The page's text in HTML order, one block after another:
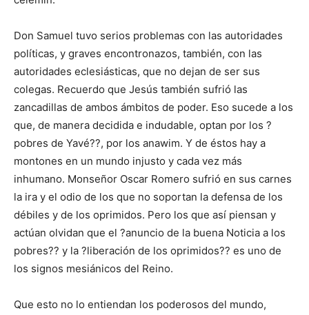
Don Samuel tuvo serios problemas con las autoridades
políticas, y graves encontronazos, también, con las
autoridades eclesiásticas, que no dejan de ser sus
colegas. Recuerdo que Jesús también sufrió las
zancadillas de ambos ámbitos de poder. Eso sucede a los
que, de manera decidida e indudable, optan por los ?
pobres de Yavé??, por los anawim. Y de éstos hay a
montones en un mundo injusto y cada vez más
inhumano. Monseñor Oscar Romero sufrió en sus carnes
la ira y el odio de los que no soportan la defensa de los
débiles y de los oprimidos. Pero los que así piensan y
actúan olvidan que el ?anuncio de la buena Noticia a los
pobres?? y la ?liberación de los oprimidos?? es uno de
los signos mesiánicos del Reino.
Que esto no lo entiendan los poderosos del mundo,